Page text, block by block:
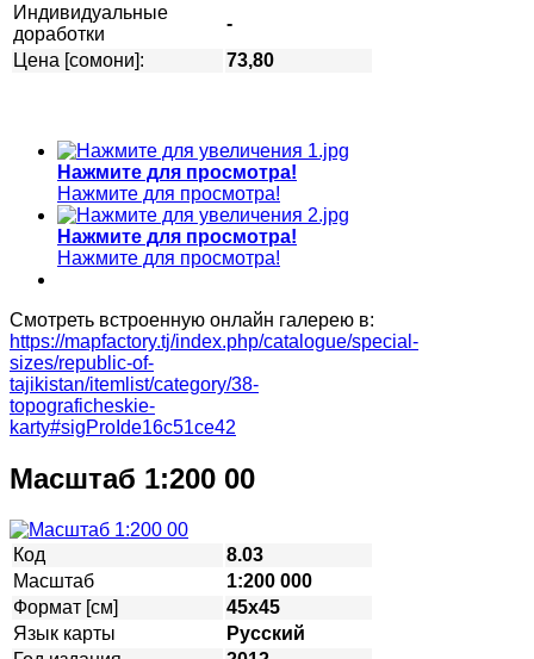
Индивидуальные
доработки
-
Цена [сомони]:
73,80
Нажмите для просмотра!
Нажмите для просмотра!
Нажмите для просмотра!
Нажмите для просмотра!
Смотреть встроенную онлайн галерею в:
https://mapfactory.tj/index.php/catalogue/special-
sizes/republic-of-
tajikistan/itemlist/category/38-
topograficheskie-
karty#sigProIde16c51ce42
Масштаб 1:200 00
Код
8.03
Масштаб
1:200 000
Формат [см]
45х45
Язык карты
Русский